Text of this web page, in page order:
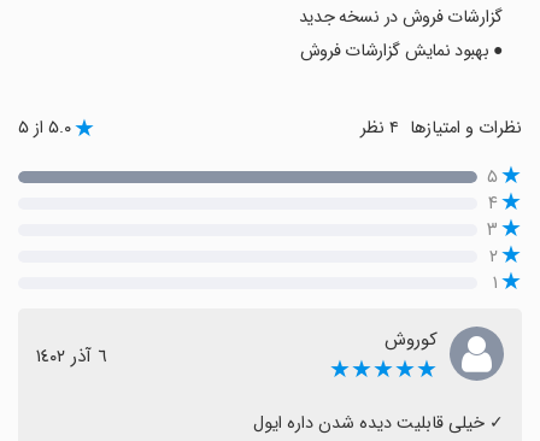
گزارشات فروش در نسخه جدید
● بهبود نمایش گزارشات فروش
نظرات و امتیازها ۵.۰ از ۵
۵
۴
۳
۲
۱
کوروش
★★★★★ ٦ آذر ١٤٠٢